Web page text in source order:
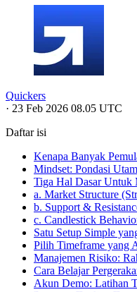
Quickers
· 23 Feb 2026 08.05 UTC
Daftar isi
Kenapa Banyak
Mindset: Pondasi
Tiga Hal Dasar Untuk
a. Market Structure
b. Support &
c. Candlestick
Satu Setup Simple
Pilih Timeframe yang
Manajemen Risiko:
Cara Belajar
Akun Demo: Latihan